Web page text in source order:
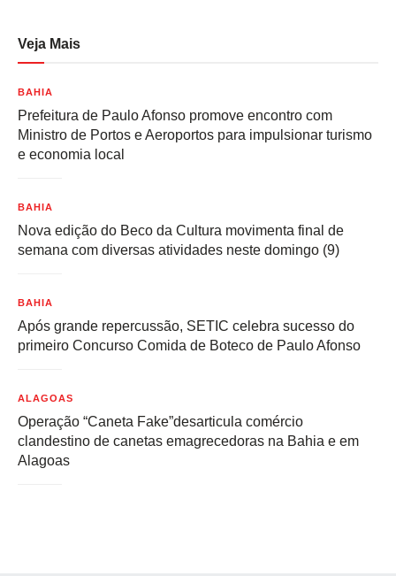
Veja Mais
BAHIA
Prefeitura de Paulo Afonso promove encontro com
Ministro de Portos e Aeroportos para impulsionar turismo
e economia local
BAHIA
Nova edição do Beco da Cultura movimenta final de
semana com diversas atividades neste domingo (9)
BAHIA
Após grande repercussão, SETIC celebra sucesso do
primeiro Concurso Comida de Boteco de Paulo Afonso
ALAGOAS
Operação “Caneta Fake”desarticula comércio
clandestino de canetas emagrecedoras na Bahia e em
Alagoas